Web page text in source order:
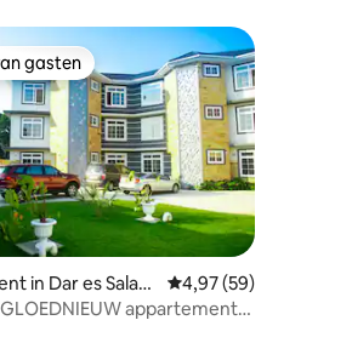
van 5 op 5, 4 recensies
gasten
gasten
in Dar es Salaa
Gemiddelde
4,97 (59)
appartement